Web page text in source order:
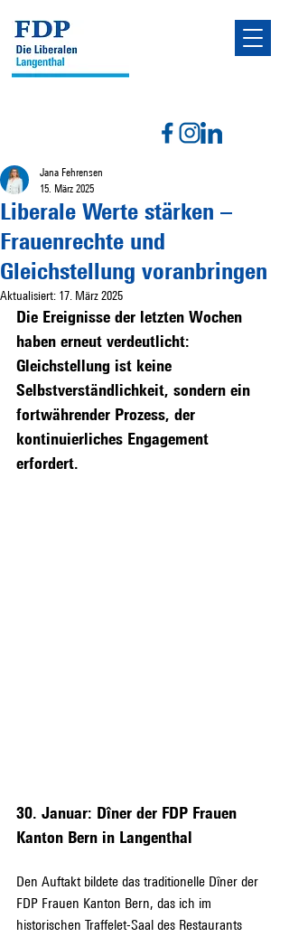
Liberale Werte stärken –
Frauenrechte und
Gleichstellung voranbringen
Jana Fehrensen
15. März 2025
Aktualisiert: 17. März 2025
Die Ereignisse der letzten Wochen
haben erneut verdeutlicht:
Gleichstellung ist keine
Selbstverständlichkeit, sondern ein
fortwährender Prozess, der
kontinuierliches Engagement
erfordert.
30. Januar: Dîner der FDP Frauen
Kanton Bern in Langenthal
Den Auftakt bildete das traditionelle Dîner der
FDP Frauen Kanton Bern, das ich im
historischen Traffelet-Saal des Restaurants